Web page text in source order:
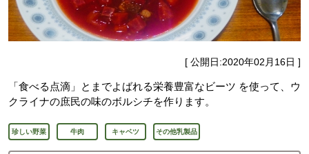
[ 公開日:2020年02月16日 ]
「食べる点滴」とまでよばれる栄養豊富なビーツ を使って、ウ
クライナの庶民の味のボルシチを作ります。
珍しい野菜 牛肉 キャベツ その他乳製品